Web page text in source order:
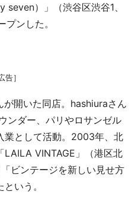
）」（渋谷区渋谷1、
プンした。
告］
開いた同店。hashiuraさん
ンダー、パリやロサンゼル
業として活動。2003年、北
LAILA VINTAGE」（港区北
ビンテージを新しい見せ方
いう。